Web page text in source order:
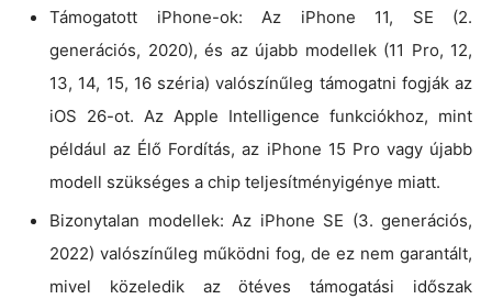
Támogatott iPhone-ok: Az iPhone 11, SE (2.
generációs, 2020), és az újabb modellek (11 Pro, 12,
13, 14, 15, 16 széria) valószínűleg támogatni fogják az
iOS 26-ot. Az Apple Intelligence funkciókhoz, mint
például az Élő Fordítás, az iPhone 15 Pro vagy újabb
modell szükséges a chip teljesítményigénye miatt.
Bizonytalan modellek: Az iPhone SE (3. generációs,
2022) valószínűleg működni fog, de ez nem garantált,
mivel közeledik az ötéves támogatási időszak